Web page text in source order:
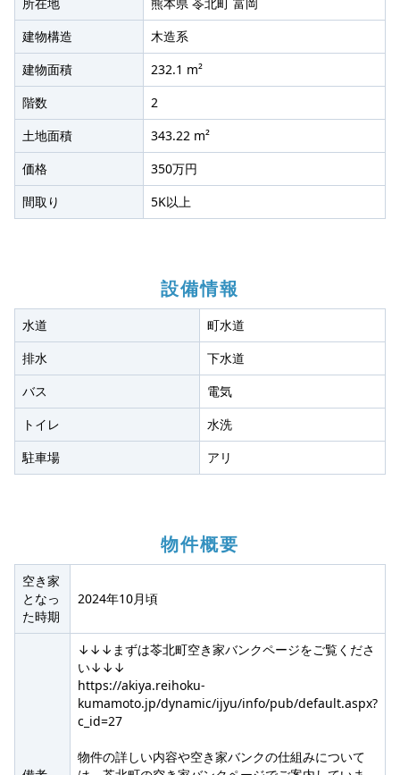
建物構造
木造系
建物面積
232.1 m²
階数
2
土地面積
343.22 m²
価格
350万円
間取り
5K以上
設備情報
水道
町水道
排水
下水道
バス
電気
トイレ
水洗
駐車場
アリ
物件概要
空き家
となっ
た時期
2024年10月頃
↓↓↓まずは苓北町空き家バンクページをご覧くださ
い↓↓↓
https://akiya.reihoku-
kumamoto.jp/dynamic/ijyu/info/pub/default.aspx?
c_id=27
物件の詳しい内容や空き家バンクの仕組みについて